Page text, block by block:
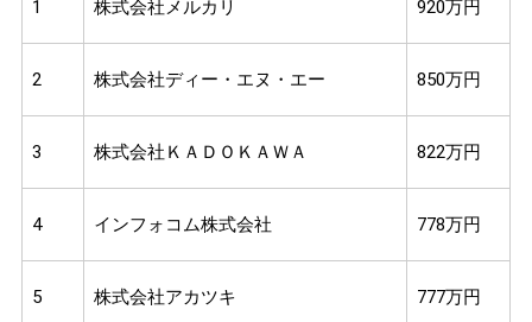
1 株式会社メルカリ 920万円
2 株式会社ディー・エヌ・エー 850万円
3 株式会社ＫＡＤＯＫＡＷＡ 822万円
4 インフォコム株式会社 778万円
5 株式会社アカツキ 777万円